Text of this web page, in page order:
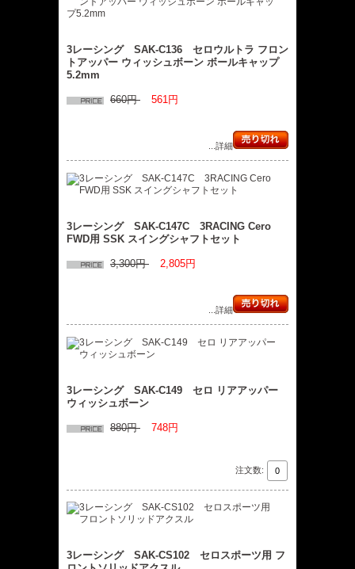
3レーシング SAK-C136 セロウルトラ フロン
トアッパー ウィッシュボーン ボールキャップ
5.2mm
660円 561円
...詳細
3レーシング SAK-C147C 3RACING Cero
FWD用 SSK スイングシャフトセット
3,300円 2,805円
...詳細
3レーシング SAK-C149 セロ リアアッパー
ウィッシュボーン
880円 748円
注文数:
3レーシング SAK-CS102 セロスポーツ用 フ